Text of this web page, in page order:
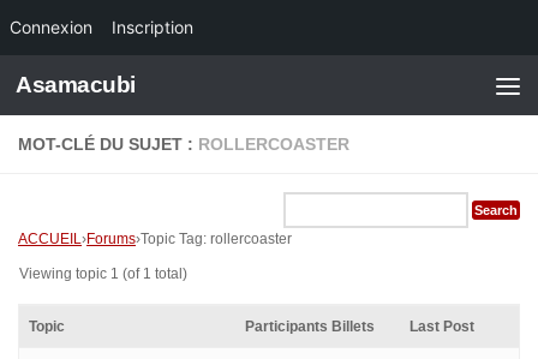
Connexion Inscription
Skip to content
Asamacubi
MOT-CLÉ DU SUJET : ROLLERCOASTER
ACCUEIL›Forums›Topic Tag: rollercoaster
Viewing topic 1 (of 1 total)
Topic Participants Billets Last Post